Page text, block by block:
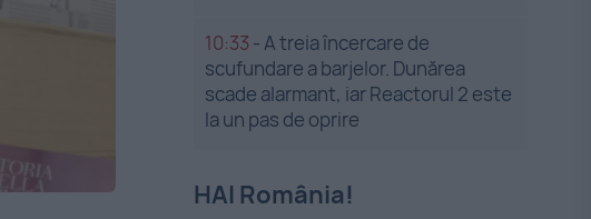
10:33 -A treia încercare de
scufundare a barjelor. Dunărea
scade alarmant, iar Reactorul 2 este
la un pas de oprire
HAI România!